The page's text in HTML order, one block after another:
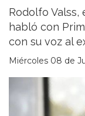
Rodolfo Valss,
habló con
con su voz al
Miércoles 08 de